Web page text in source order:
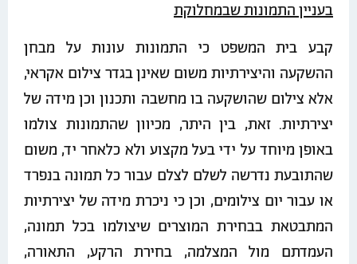
בעניין התמונות שבמחלוקת
קבע בית המשפט כי התמונות עונות על מבחן
ההשקעה והיצירתיות משום שאינן בגדר צילום אקראי,
אלא צילום שהושקעה בו מחשבה ותכנון וכן מידה של
יצירתיות. זאת, בין היתר, מכיוון שהתמונות צולמו
באופן מיוחד על ידי בעל מקצוע ולא כלאחר יד, משום
שהתובעת נדרשה לשלם לצלם עבור כל תמונה בנפרד
או עבור יום צילומים, וכן כי ניכרת מידה של יצירתיות
המתבטאת בבחירת המוצרים שיצולמו בכל תמונה,
העמדתם מול המצלמה, בחירת הרקע, התאורה,